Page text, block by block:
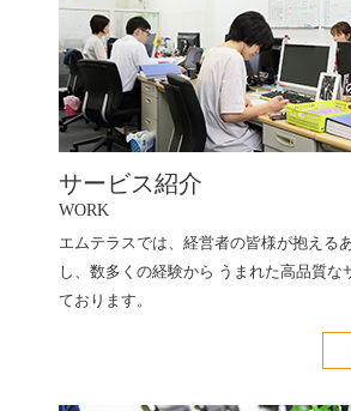
サービス紹介
WORK
エムテラスでは、経営者の皆様が抱える
し、数多くの経験から うまれた高品質な
ております。